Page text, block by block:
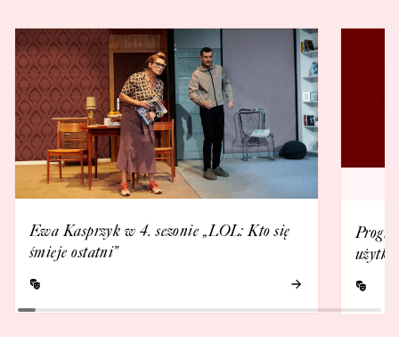
Ewa Kasprzyk w 4. sezonie „LOL: Kto się
śmieje ostatni”